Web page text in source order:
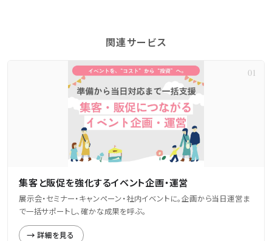
関連サービス
集客と販促を強化するイベント企画・運営
展示会・セミナー・キャンペーン・社内イベントに。企画から当日運営ま
で一括サポートし、確かな成果を呼ぶ。
詳細を見る